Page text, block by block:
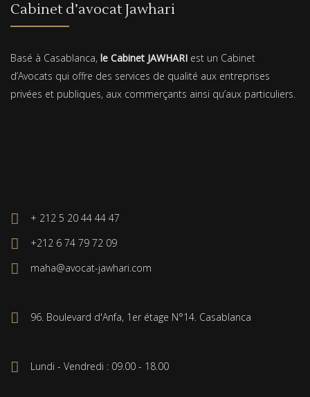
Cabinet d’avocat Jawhari
Basé à Casablanca, le Cabinet JAWHARI est un Cabinet
d’Avocats qui offre des services de qualité aux entreprises
privées et publiques, aux commerçants ainsi qu’aux particuliers.
+ 212 5 20 44 44 47
+212 6 74 79 72 09
maha@avocat-jawhari.com
96. Boulevard d'Anfa, 1er étage N°14. Casablanca
Lundi - Vendredi : 09.00 - 18.00